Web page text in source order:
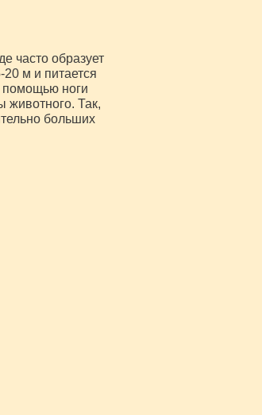
часто образует
м и питается
помощью ноги
животного. Так,
больших